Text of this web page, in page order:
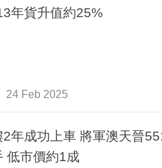
2013年貨升值約25%
24 Feb 2025
將軍澳天晉551實呎戶以842
低市價約1成